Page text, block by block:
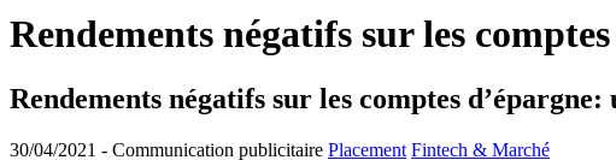
Rendements négatifs sur les
Rendements négatifs sur les comptes
30/04/2021 - Communication publicitaire Placement Fintech & Marché